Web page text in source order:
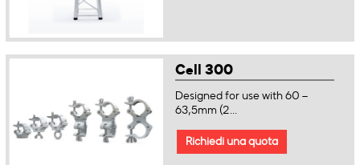
Cell 300
Designed for use with 60 –
63,5mm (2...
Richiedi una quota